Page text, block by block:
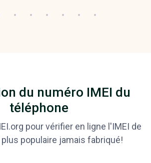
du numéro IMEI du
téléphone
pour vérifier en ligne l'IMEI de
plus populaire jamais fabriqué!